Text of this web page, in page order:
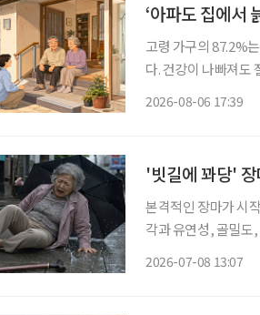
‘아파도 집에서
고령 가구의 87.2%
다. 건강이 나빠져도
2026-08-06 17:39
'빗길에 꽈당'
본격적인 장마가 시
각과 유연성, 골밀도
2026-07-08 13:07